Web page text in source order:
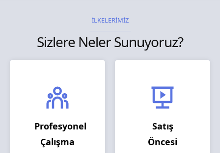
İLKELERİMİZ
Sizlere Neler Sunuyoruz?
Profesyonel
Çalışma
Satış
Öncesi